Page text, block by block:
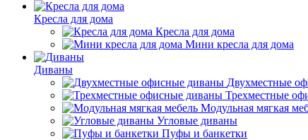
Кресла для дома
Кресла для дома
Мини кресла для дома
Диваны
Двухместные
Трехместные
Модульная мягкая
Угловые диваны
Пуфы и банкетки